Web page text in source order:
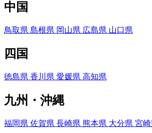
中国
鳥取県 島根県 岡山県 広島県 山口県
四国
徳島県 香川県 愛媛県 高知県
九州・沖縄
福岡県 佐賀県 長崎県 熊本県 大分県 宮